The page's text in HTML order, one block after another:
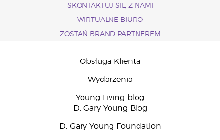
SKONTAKTUJ SIĘ Z NAMI
WIRTUALNE BIURO
ZOSTAŃ BRAND PARTNEREM
Obsługa Klienta
Wydarzenia
Young Living blog
D. Gary Young Blog
D. Gary Young Foundation